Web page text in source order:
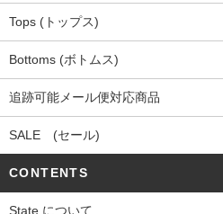
Tops (トップス)
Bottoms (ボトムス)
追跡可能メール便対応商品
SALE (セール)
CONTENTS
State について